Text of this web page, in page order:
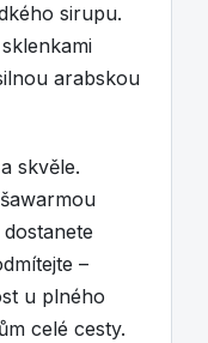
sirupu.
arabskou
skvěle.
–
u plného
celé cesty.